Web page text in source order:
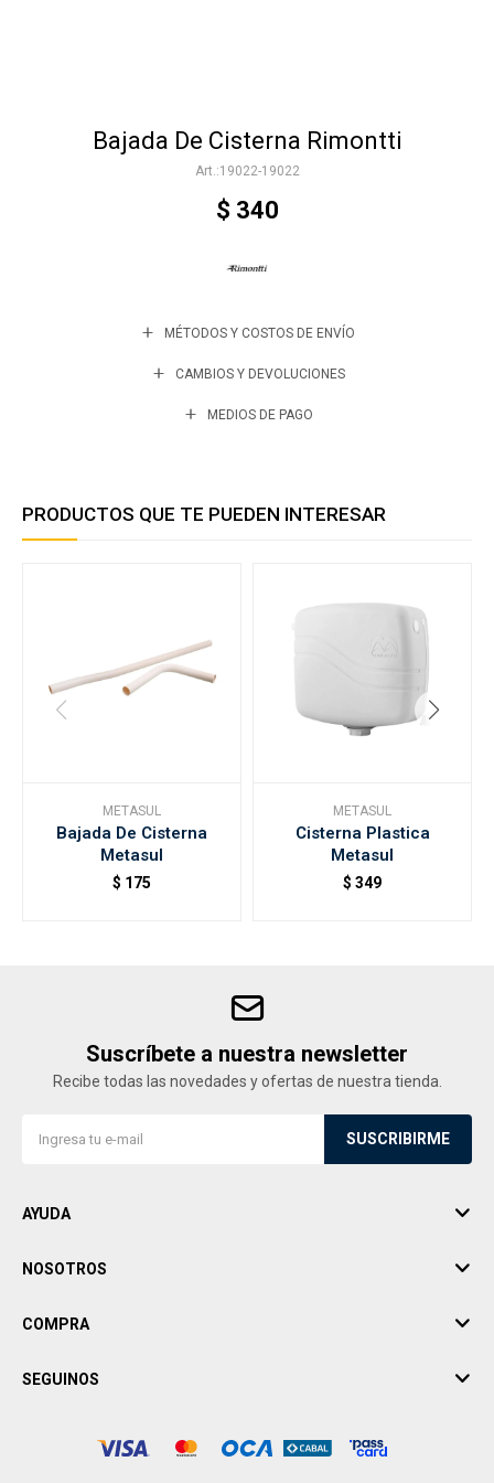
Bajada De Cisterna Rimontti
19022-19022
$ 340
MÉTODOS Y COSTOS DE ENVÍO
CAMBIOS Y DEVOLUCIONES
MEDIOS DE PAGO
PRODUCTOS QUE TE PUEDEN INTERESAR
METASUL
Bajada De Cisterna
Metasul
$ 175
METASUL
Cisterna Plastica
Metasul
$ 349
Suscríbete a nuestra newsletter
Recibe todas las novedades y ofertas de nuestra tienda.
SUSCRIBIRME
AYUDA
NOSOTROS
COMPRA
SEGUINOS